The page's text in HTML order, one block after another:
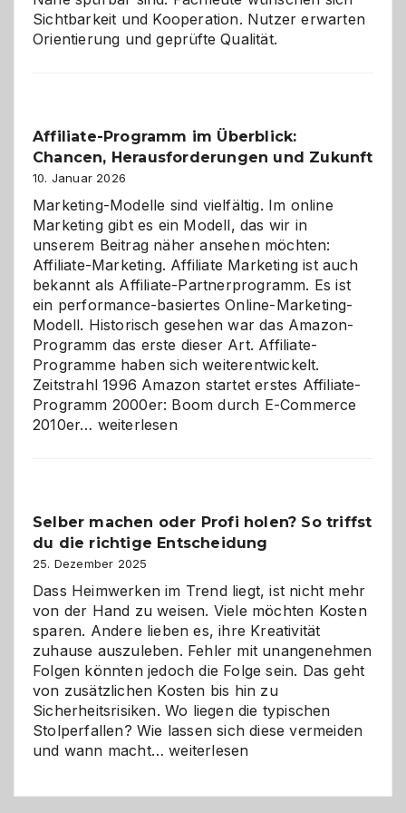
Sichtbarkeit und Kooperation. Nutzer erwarten
Orientierung und geprüfte Qualität.
Affiliate-Programm im Überblick:
Chancen, Herausforderungen und Zukunft
10. Januar 2026
Marketing-Modelle sind vielfältig. Im online
Marketing gibt es ein Modell, das wir in
unserem Beitrag näher ansehen möchten:
Affiliate-Marketing. Affiliate Marketing ist auch
bekannt als Affiliate-Partnerprogramm. Es ist
ein performance-basiertes Online-Marketing-
Modell. Historisch gesehen war das Amazon-
Programm das erste dieser Art. Affiliate-
Programme haben sich weiterentwickelt.
Zeitstrahl 1996 Amazon startet erstes Affiliate-
Programm 2000er: Boom durch E-Commerce
2010er… Affiliate-
Herausforderungen
und
Zukunft
weiterlesen
Selber machen oder Profi holen? So triffst
du die richtige Entscheidung
25. Dezember 2025
Dass Heimwerken im Trend liegt, ist nicht mehr
von der Hand zu weisen. Viele möchten Kosten
sparen. Andere lieben es, ihre Kreativität
zuhause auszuleben. Fehler mit unangenehmen
Folgen könnten jedoch die Folge sein. Das geht
von zusätzlichen Kosten bis hin zu
Sicherheitsrisiken. Wo liegen die typischen
Stolperfallen? Wie lassen sich diese vermeiden
und wann macht…Selber
weiterlesen